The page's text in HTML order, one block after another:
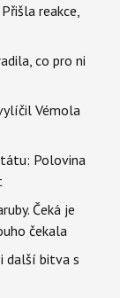
reakce,
co pro ni
Vémola
Polovina
Čeká je
čekala
další bitva s